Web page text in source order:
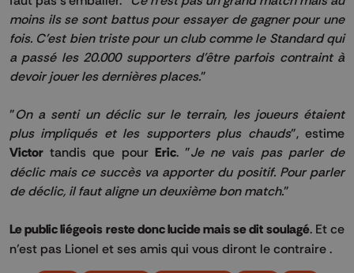
moins ils se sont battus pour essayer de gagner pour une
fois. C'est bien triste pour un club comme le Standard qui
a passé les 20.000 supporters d'être parfois contraint à
devoir jouer les dernières places."
"On a senti un déclic sur le terrain, les joueurs étaient
plus impliqués et les supporters plus chauds", estime
Victor tandis que pour Eric. "Je ne vais pas parler de
déclic mais ce succès va apporter du positif. Pour parler
de déclic, il faut aligne un deuxième bon match."
Le public liégeois reste donc lucide mais se dit soulagé. Et ce
n’est pas Lionel et ses amis qui vous diront le contraire .